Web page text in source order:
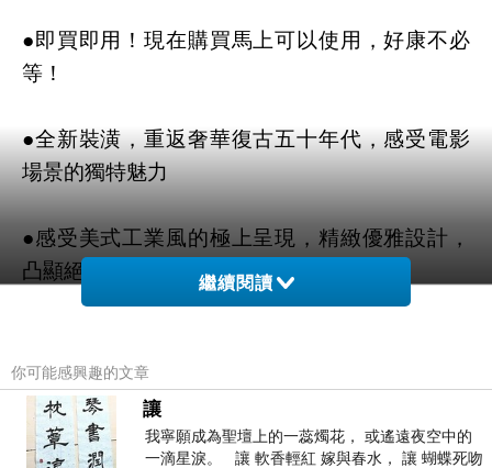
●即買即用！現在購買馬上可以使用，好康不必
等！
●全新裝潢，重返奢華復古五十年代，感受電影
場景的獨特魅力
●感受美式工業風的極上呈現，精緻優雅設計，
凸顯絕佳優雅品味
繼續閱讀
你可能感興趣的文章
讓
我寧願成為聖壇上的一蕊燭花， 或遙遠夜空中的
一滴星淚。 讓 軟香輕紅 嫁與春水， 讓 蝴蝶死吻